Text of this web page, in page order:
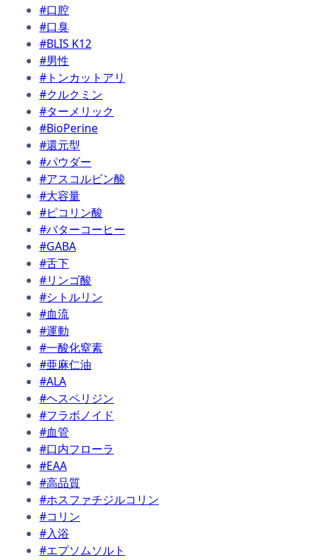
#口腔
#口臭
#BLIS K12
#男性
#トンカットアリ
#クルクミン
#ターメリック
#BioPerine
#還元型
#パウダー
#アスコルビン酸
#大容量
#ピコリン酸
#バターコーヒー
#GABA
#舌下
#リンゴ酸
#シトルリン
#血流
#運動
#一酸化窒素
#亜麻仁油
#ALA
#ヘスペリジン
#フラボノイド
#血管
#口内フローラ
#EAA
#高品質
#ホスファチジルコリン
#コリン
#入浴
#エプソムソルト